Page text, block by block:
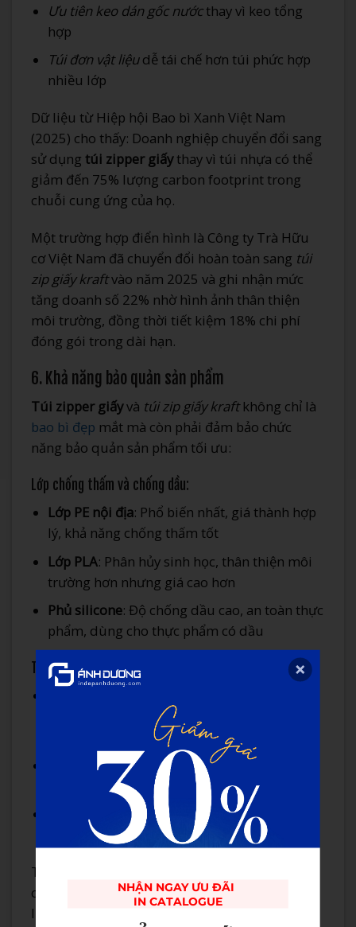
Ưu tiên keo dán gốc nướcthay vì keo tổng
hợp
Túi đơn vật liệudễ tái chế hơn túi phức hợp
nhiều lớp
Dữ liệu từ Hiệp hội Bao bì Xanh Việt Nam
(2025) cho thấy: Doanh nghiệp chuyển đổi sang
sử dụng túi zipper giấythay vì túi nhựa có thể
giảm đến 75% lượng carbon footprint trong
chuỗi cung ứng của họ.
Một trường hợp điển hình là Công ty Trà Hữu
cơ Việt Nam đã chuyển đổi hoàn toàn sang túi
zip giấy kraftvào năm 2025 và ghi nhận mức
tăng doanh số 22% nhờ hình ảnh thân thiện
môi trường, đồng thời tiết kiệm 18% chi phí
đóng gói trong dài hạn.
6. Khả năng bảo quản sản phẩm
Túi zipper giấyvà túi zip giấy kraftkhông chỉ là
bao bì đẹp mắt mà còn phải đảm bảo chức
năng bảo quản sản phẩm tối ưu:
Lớp chống thấm và chống dầu:
Lớp PE nội địa: Phổ biến nhất, giá thành hợp
lý, khả năng chống thấm tốt
Lớp PLA: Phân hủy sinh học, thân thiện môi
trường hơn nhưng giá cao hơn
Phủ silicone: Độ chống dầu cao, an toàn thực
phẩm, dùng cho thực phẩm có dầu
Tính năng đặc biệt:
sáng (quan trọng với thực phẩm, dược
Khả năng chống oxy hóa : Kéo dài thời gian
: Tăng cường độ kín, tránh sự
xâm nhập của không khí và ẩm
Theo nghiên cứu của Viện Khoa học Đóng gói
châu Á (2025):Túi zipper giấycó lớp PE chất
lượng cao có thể kéo dài thời hạn sử dụng của
NHẬN NGAY ƯU ĐÃI
IN CATALOGUE